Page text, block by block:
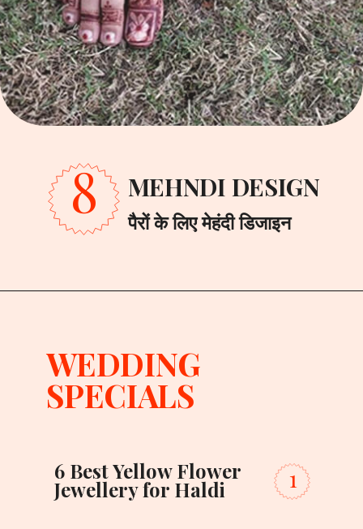
MEHNDI DESIGN
पैरों के लिए मेहंदी डिजाइन
8
WEDDING
SPECIALS
6 Best Yellow Flower
Jewellery for Haldi 1